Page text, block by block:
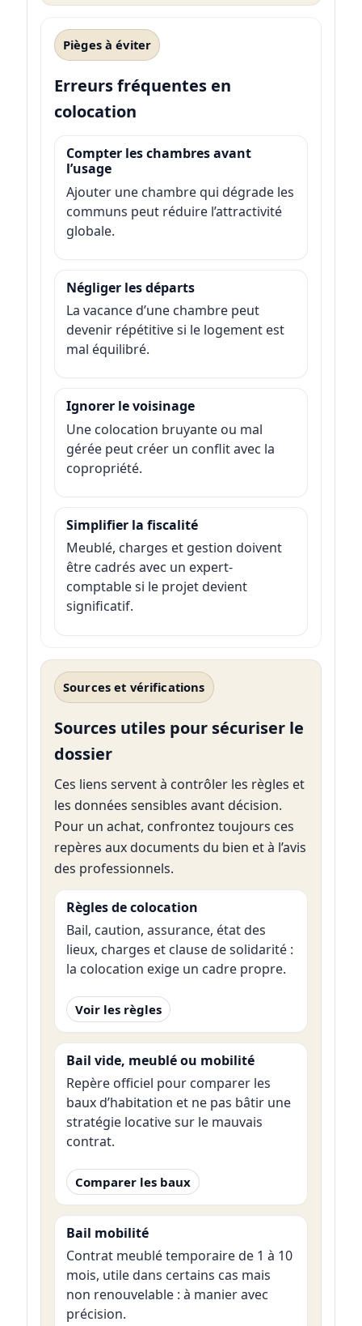
Pièges à éviter
Erreurs fréquentes en
colocation
Compter les chambres avant
l’usage
Ajouter une chambre qui dégrade les
communs peut réduire l’attractivité
globale.
Négliger les départs
La vacance d’une chambre peut
devenir répétitive si le logement est
mal équilibré.
Ignorer le voisinage
Une colocation bruyante ou mal
gérée peut créer un conflit avec la
copropriété.
Simplifier la fiscalité
Meublé, charges et gestion doivent
être cadrés avec un expert-
comptable si le projet devient
significatif.
Sources et vérifications
Sources utiles pour sécuriser le
dossier
Ces liens servent à contrôler les règles et
les données sensibles avant décision.
Pour un achat, confrontez toujours ces
repères aux documents du bien et à l’avis
des professionnels.
Règles de colocation
Bail, caution, assurance, état des
lieux, charges et clause de solidarité :
la colocation exige un cadre propre.
Voir les règles
Bail vide, meublé ou mobilité
Repère officiel pour comparer les
baux d’habitation et ne pas bâtir une
stratégie locative sur le mauvais
contrat.
Comparer les baux
Bail mobilité
Contrat meublé temporaire de 1 à 10
mois, utile dans certains cas mais
non renouvelable : à manier avec
précision.